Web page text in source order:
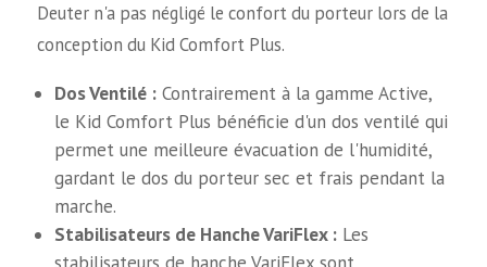
Deuter n'a pas négligé le confort du porteur lors de la
conception du Kid Comfort Plus.
Dos Ventilé : Contrairement à la gamme Active,
le Kid Comfort Plus bénéficie d'un dos ventilé qui
permet une meilleure évacuation de l'humidité,
gardant le dos du porteur sec et frais pendant la
marche.
Stabilisateurs de Hanche VariFlex : Les
stabilisateurs de hanche VariFlex sont